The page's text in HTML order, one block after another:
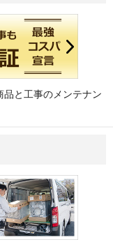
と工事のメンテナン